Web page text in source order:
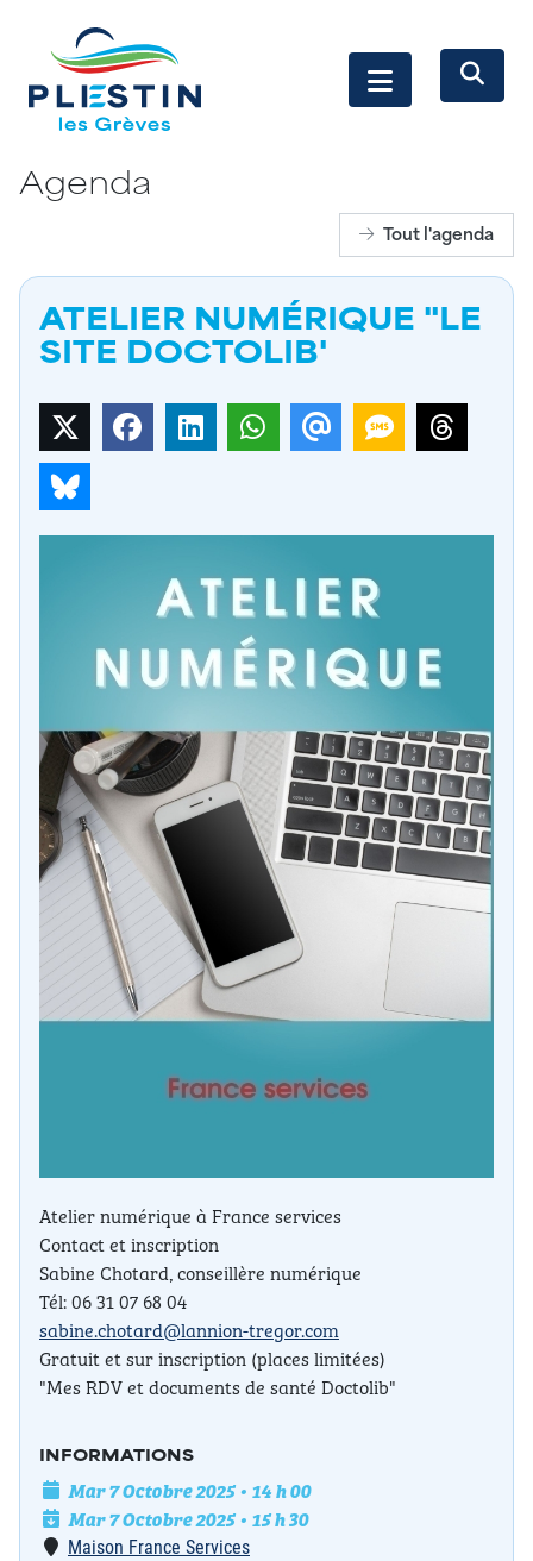
Agenda
Tout l'agenda
ATELIER NUMÉRIQUE "LE
SITE DOCTOLIB'
Atelier numérique à France services
Contact et inscription
Sabine Chotard, conseillère numérique
Tél: 06 31 07 68 04
sabine.chotard@lannion-tregor.com
Gratuit et sur inscription (places limitées)
"Mes RDV et documents de santé Doctolib"
INFORMATIONS
Date de l'événement
Mar 7 Octobre 2025 • 14 h 00
Date de fin
Mar 7 Octobre 2025 • 15 h 30
Lieu
Maison France Services